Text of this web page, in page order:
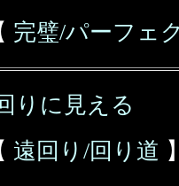
完璧/パーフェ
りに見える
遠回り/回り道 】